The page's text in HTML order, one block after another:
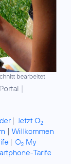
bearbeitet
Portal |
| Jetzt O2
| Willkommen
| O2 My
Tarife